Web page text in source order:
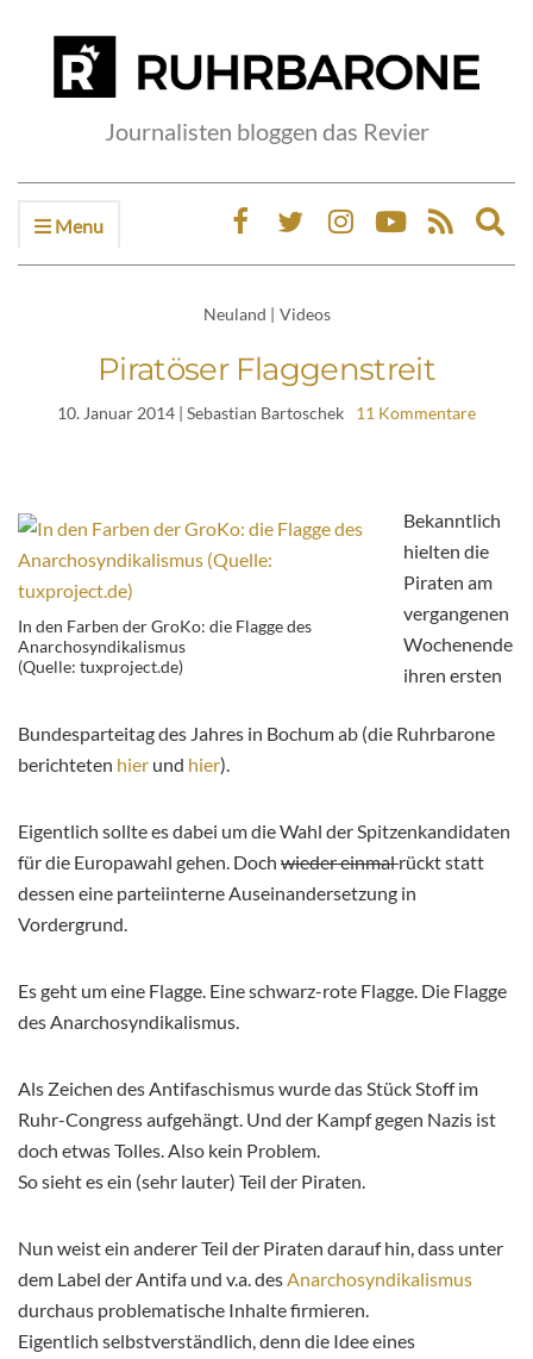
Journalisten bloggen das Revier
Menu
Neuland | Videos
Piratöser Flaggenstreit
10. Januar 2014 | Sebastian Bartoschek 11 Kommentare
In den Farben der GroKo: die Flagge des
Anarchosyndikalismus
(Quelle: tuxproject.de)
Bekanntlich
hielten die
Piraten am
vergangenen
Wochenende
ihren ersten
Bundesparteitag des Jahres in Bochum ab (die Ruhrbarone
berichteten hier und hier).
Eigentlich sollte es dabei um die Wahl der Spitzenkandidaten
für die Europawahl gehen. Doch wieder einmalrückt statt
dessen eine parteiinterne Auseinandersetzung in
Vordergrund.
Es geht um eine Flagge. Eine schwarz-rote Flagge. Die Flagge
des Anarchosyndikalismus.
Als Zeichen des Antifaschismus wurde das Stück Stoff im
Ruhr-Congress aufgehängt. Und der Kampf gegen Nazis ist
doch etwas Tolles. Also kein Problem.
So sieht es ein (sehr lauter) Teil der Piraten.
Nun weist ein anderer Teil der Piraten darauf hin, dass unter
dem Label der Antifa und v.a. desAnarchosyndikalismus
durchaus problematische Inhalte firmieren.
Eigentlich selbstverständlich, denn die Idee eines